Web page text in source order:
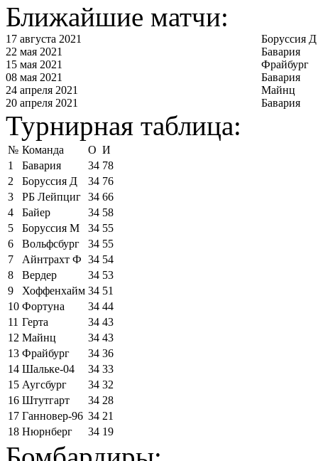
Ближайшие матчи:
17 августа 2021
Боруссия Д
22 мая 2021
Бавария
15 мая 2021
Фрайбург
08 мая 2021
Бавария
24 апреля 2021
Майнц
20 апреля 2021
Бавария
Турнирная таблица:
№ Команда О И
1
Бавария 34 78
2
Боруссия Д 34 76
3
РБ Лейпциг 34 66
4
Байер 34 58
5
Боруссия М 34 55
6
Вольфсбург 34 55
7
Айнтрахт Ф 34 54
8
Вердер 34 53
9
Хоффенхайм 34 51
10 Фортуна 34 44
11 Герта 34 43
12 Майнц 34 43
13 Фрайбург 34 36
14 Шальке-04 34 33
15 Аугсбург 34 32
16 Штутгарт 34 28
17 Ганновер-96 34 21
18 Нюрнберг 34 19